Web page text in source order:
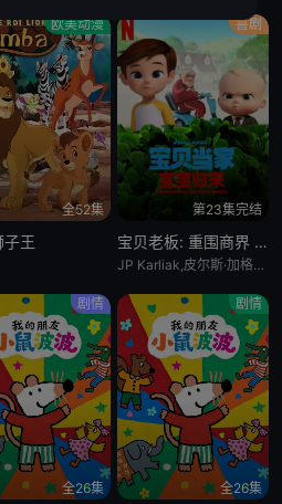
欧美动漫
全52集
子王
喜剧
第23集完结
宝贝老板: 重围商界 第二季
JP Karliak,皮尔斯·加格农,凯文·迈克尔·理查德森,Alex Cazares
剧情
全26集
剧情
全26集